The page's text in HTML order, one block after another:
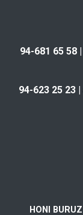
94-681 65 58 |
94-623 25 23 |
HONI BURUZ